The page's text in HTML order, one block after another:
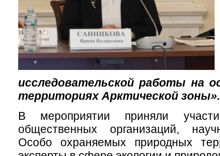
исследовательской работы на
территориях Арктической зоны».
В мероприятии приняли
общественных организаций,
Особо охраняемых природных